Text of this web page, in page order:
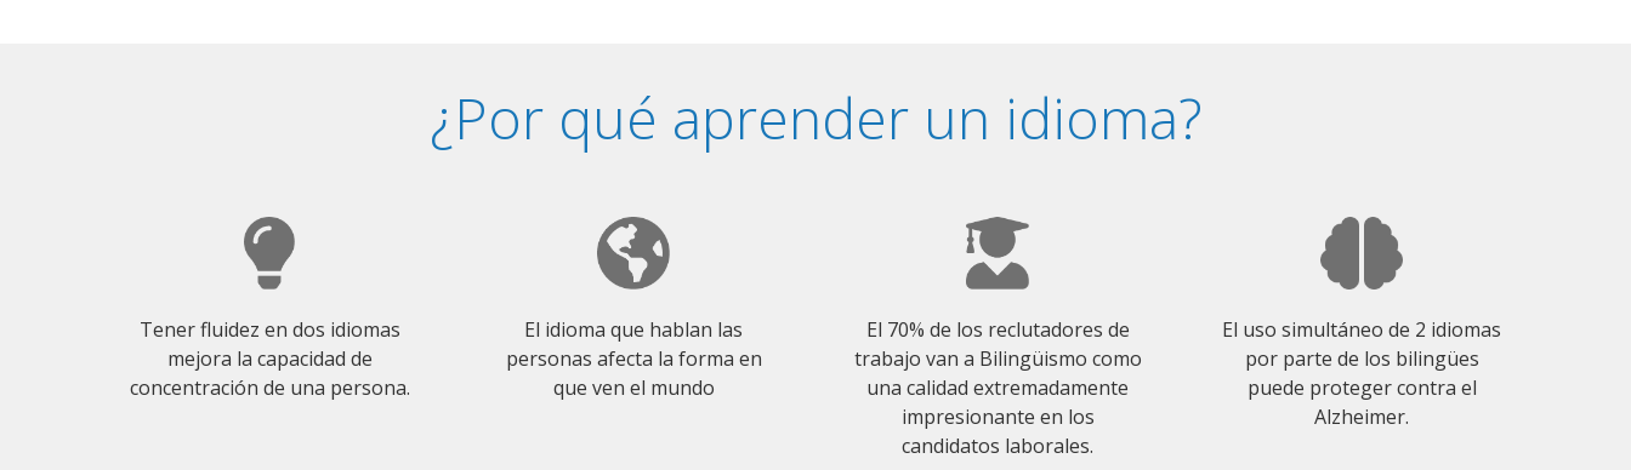
¿Por qué aprender un idioma?
Tener fluidez en dos idiomas
mejora la capacidad de
concentración de una persona.
El idioma que hablan las
personas afecta la forma en
que ven el mundo
El 70% de los reclutadores de
trabajo van a Bilingüismo como
una calidad extremadamente
impresionante en los
candidatos laborales.
El uso simultáneo de 2 idiomas
por parte de los bilingües
puede proteger contra el
Alzheimer.